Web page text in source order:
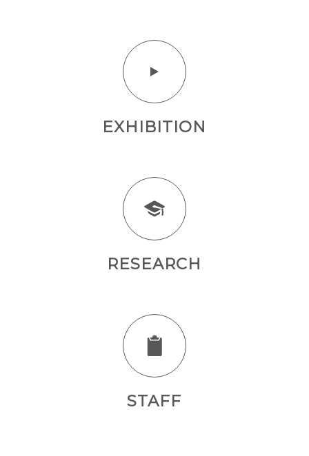
EXHIBITION
RESEARCH
STAFF